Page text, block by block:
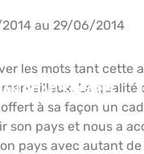
ROAD SAFARIS
au 29/06/2014
les mots tant cette
La
à sa façon un
son pays et nous a
pays avec autant